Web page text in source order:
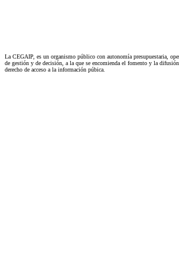
La CEGAIP, es un organismo público con autonomía presupuestaria,
de gestión y de decisión, a la que se encomienda el fomento y la
derecho de acceso a la información púbica.